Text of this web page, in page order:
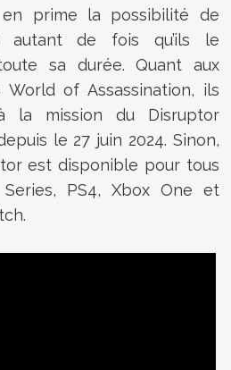
prime la possibilité de
autant de fois qu’ils le
sa durée. Quant aux
World of Assassination, ils
la mission du Disruptor
le 27 juin 2024. Sinon,
est disponible pour tous
PS4, Xbox One et